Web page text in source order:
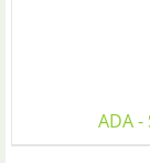
ADA -